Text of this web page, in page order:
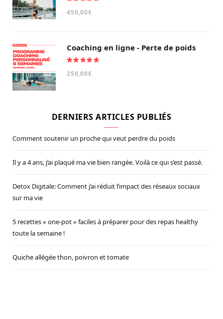
sur 5
450,00€
Coaching en ligne - Perte de poids
sur 5
250,00€
DERNIERS ARTICLES PUBLIÉS
Comment soutenir un proche qui veut perdre du poids
Il y a 4 ans, j’ai plaqué ma vie bien rangée. Voilà ce qui s’est passé.
Detox Digitale: Comment j’ai réduit l’impact des réseaux sociaux
sur ma vie
5 recettes « one-pot » faciles à préparer pour des repas healthy
toute la semaine !
Quiche allégée thon, poivron et tomate